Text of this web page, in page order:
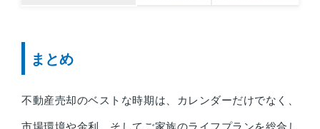
まとめ
不動産売却のベストな時期は、カレンダーだけでなく、
市場環境や金利、そしてご家族のライフプランを総合し